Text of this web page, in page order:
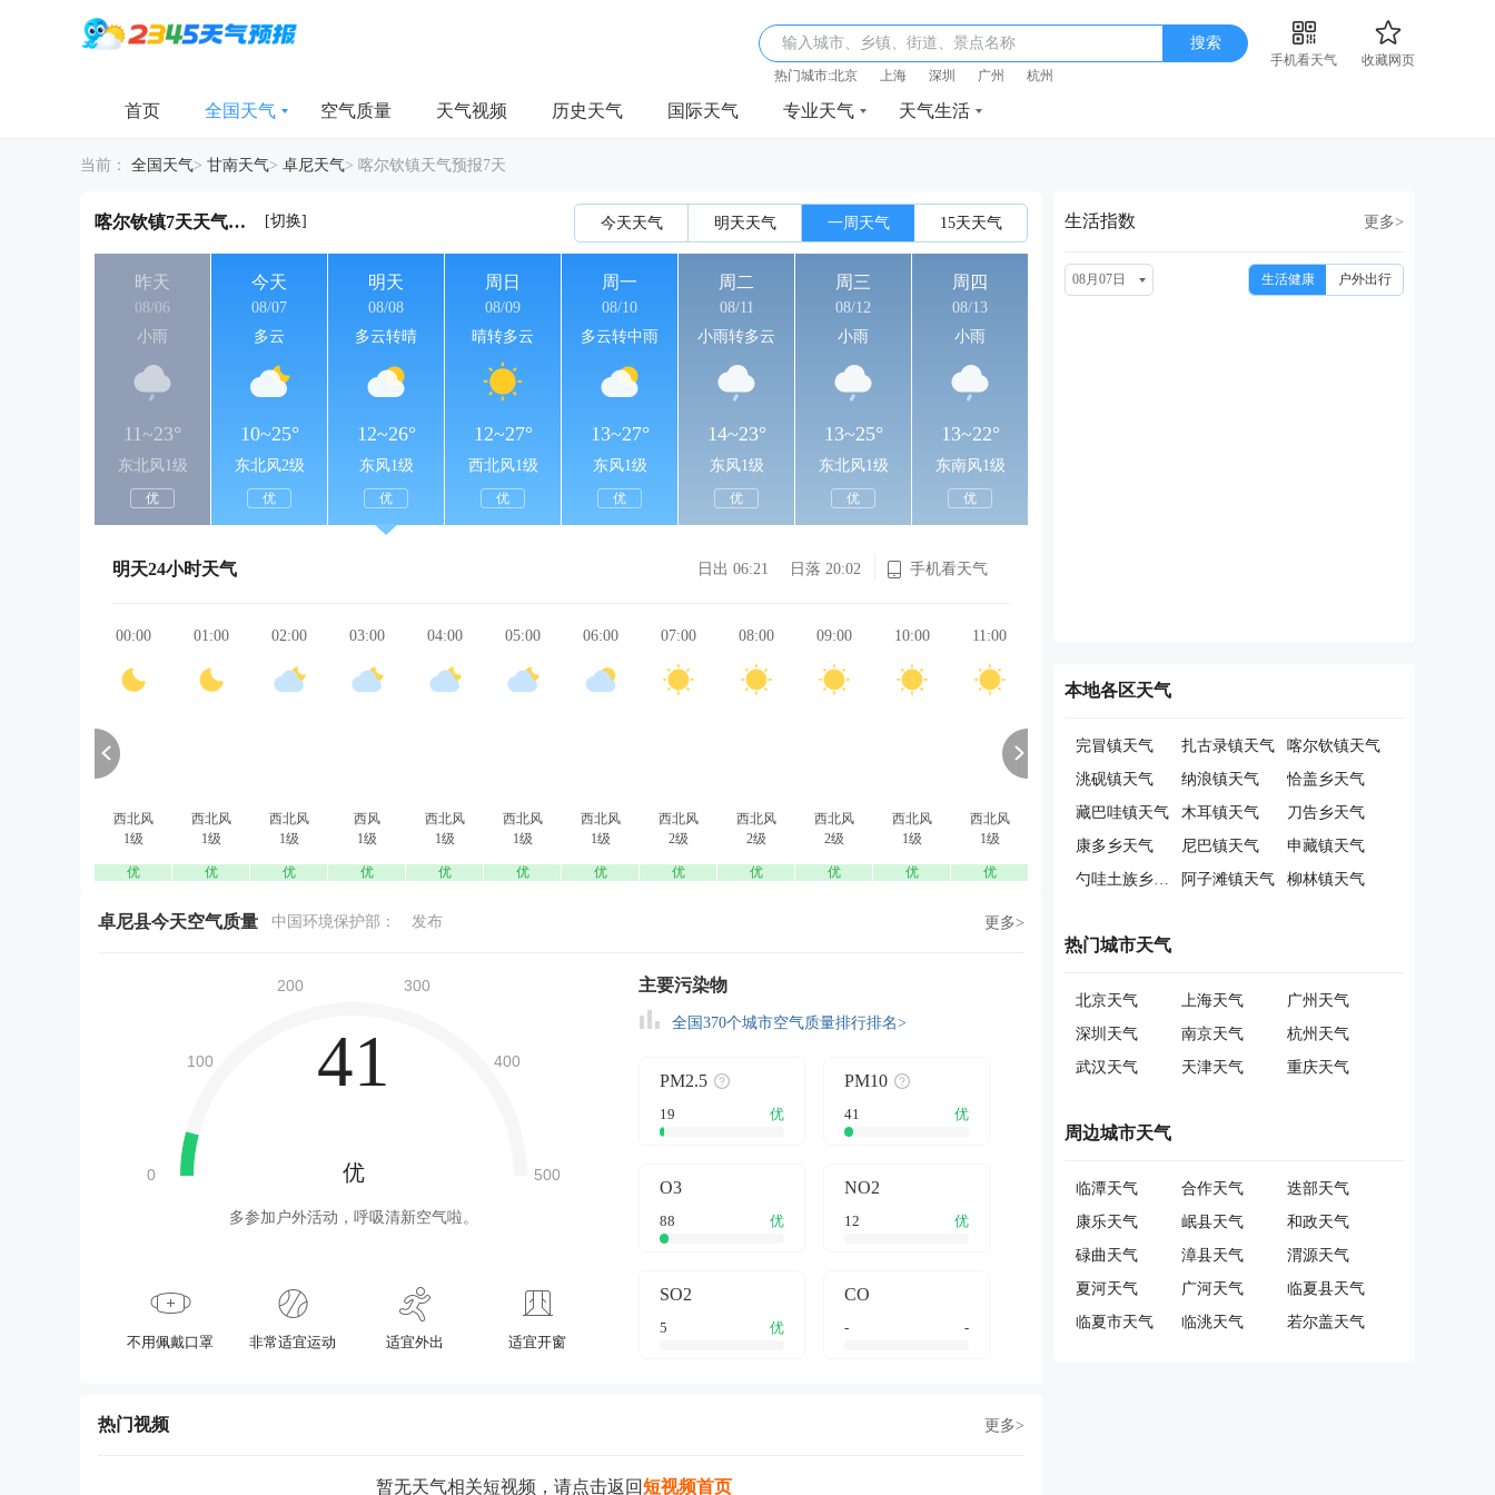
输入城市、乡镇、街道、景点名称 搜索
手机看天气
收藏网页
热门城市:北京 上海 深圳 广州 杭州
首页 全国天气 空气质量 天气视频 历史天气 国际天气 专业天气 天气生活
当前： 全国天气> 甘南天气> 卓尼天气> 喀尔钦镇天气预报7天
喀尔钦镇7天天气详情 [切换] 今天天气 明天天气 一周天气 15天天气
昨天
08/06
小雨
11~23°
东北风1级
优
今天
08/07
多云
10~25°
东北风2级
优
明天
08/08
多云转晴
12~26°
东风1级
优
周日
08/09
晴转多云
12~27°
西北风1级
优
周一
08/10
多云转中雨
13~27°
东风1级
优
周二
08/11
小雨转多云
14~23°
东风1级
优
周三
08/12
小雨
13~25°
东北风1级
优
周四
08/13
小雨
13~22°
东南风1级
优
明天24小时天气 日出 06:21 日落 20:02 手机看天气
00:00
西北风
1级
优
01:00
西北风
1级
优
02:00
西北风
1级
优
03:00
西风
1级
优
04:00
西北风
1级
优
05:00
西北风
1级
优
06:00
西北风
1级
优
07:00
西北风
2级
优
08:00
西北风
2级
优
09:00
西北风
2级
优
10:00
西北风
1级
优
11:00
西北风
1级
优
东北风
东北风
2级
优
东风
2级
优
东南风
3级
优
东南风
卓尼县今天空气质量 中国环境保护部： 发布 更多>
41
优
多参加户外活动，呼吸清新空气啦。
不用佩戴口罩 非常适宜运动 适宜外出 适宜开窗
主要污染物
全国370个城市空气质量排行排名>
PM2.5
19 优
PM10
41 优
O3
88 优
NO2
12 优
SO2
5 优
CO
- -
热门视频 更多>
暂无天气相关短视频，请点击返回短视频首页
生活指数 更多>
08月07日 生活健康 户外出行
本地各区天气
完冒镇天气 扎古录镇天气
喀尔钦镇天气
洮砚镇天气
纳浪镇天气
恰盖乡天气
藏巴哇镇天气
木耳镇天气
刀告乡天气
康多乡天气
尼巴镇天气
申藏镇天气
勺哇土族乡天气
阿子滩镇天气 柳林镇天气
热门城市天气
北京天气 上海天气
广州天气
深圳天气
南京天气
杭州天气
武汉天气
天津天气 重庆天气
周边城市天气
临潭天气 合作天气
迭部天气
康乐天气
岷县天气
和政天气
碌曲天气
漳县天气
渭源天气
夏河天气
广河天气
临夏县天气
临夏市天气
临洮天气 若尔盖天气